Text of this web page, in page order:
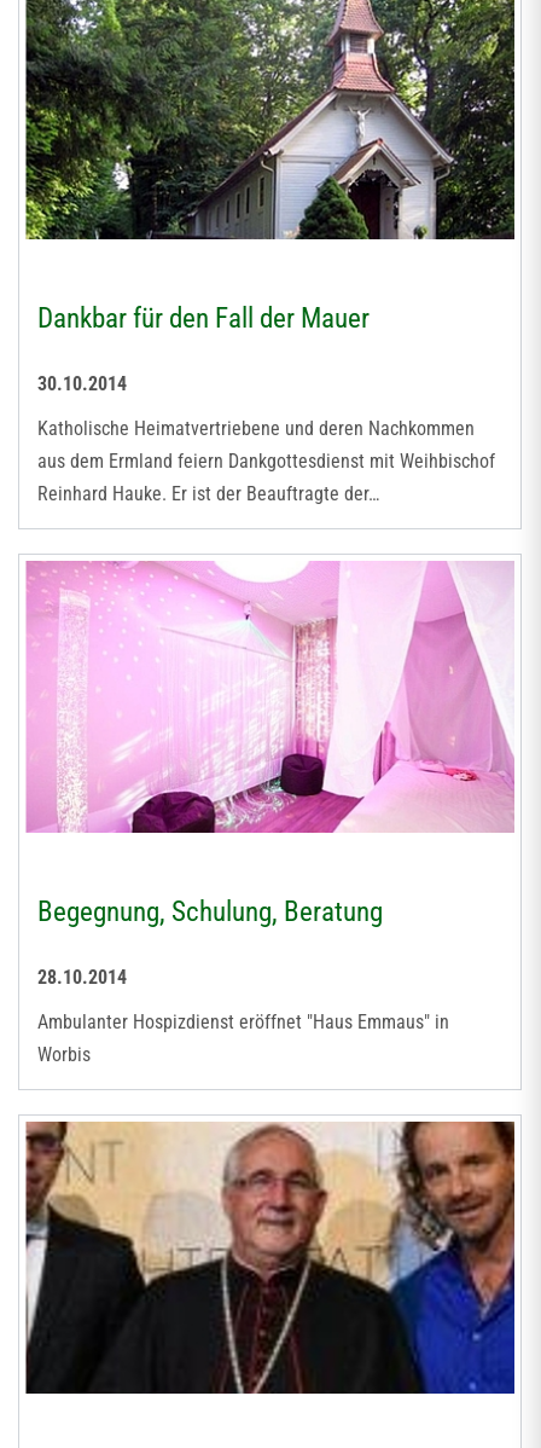
Dankbar für den Fall der Mauer
30.10.2014
Katholische Heimatvertriebene und deren Nachkommen
aus dem Ermland feiern Dankgottesdienst mit Weihbischof
Reinhard Hauke. Er ist der Beauftragte der…
Begegnung, Schulung, Beratung
28.10.2014
Ambulanter Hospizdienst eröffnet "Haus Emmaus" in
Worbis